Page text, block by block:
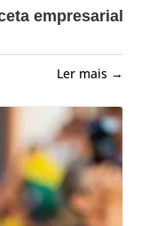
empresarial
Ler mais →